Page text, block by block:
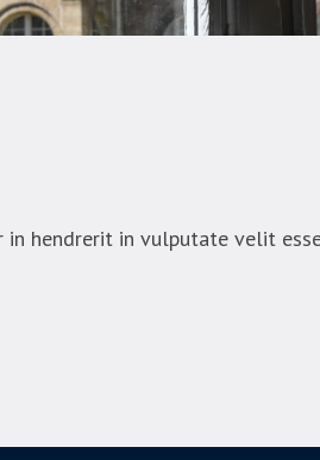
in hendrerit in vulputate velit